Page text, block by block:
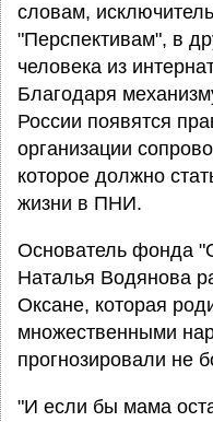
словам,
"Перспективам", в
человека из
Благодаря
России появятся
организации
которое должно
жизни в ПНИ.
Основатель фонда
Наталья Водянова
Оксане, которая
множественными
прогнозировали не
"И если бы мама